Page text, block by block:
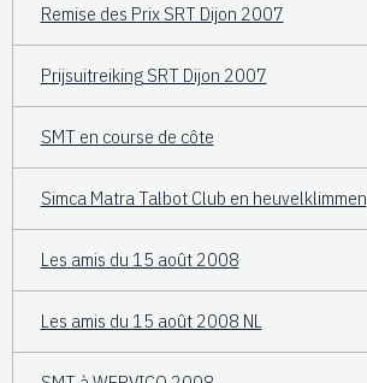
Remise des Prix SRT Dijon 2007
Prijsuitreiking SRT Dijon 2007
SMT en course de côte
Simca Matra Talbot Club en heuvelklimmen
Les amis du 15 août 2008
Les amis du 15 août 2008 NL